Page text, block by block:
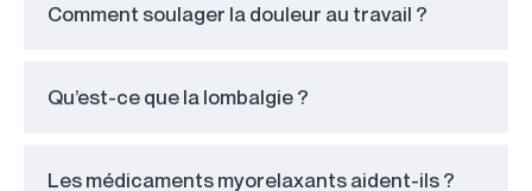
Comment soulager la douleur au travail ?
Qu’est-ce que la lombalgie ?
Les médicaments myorelaxants aident-ils ?